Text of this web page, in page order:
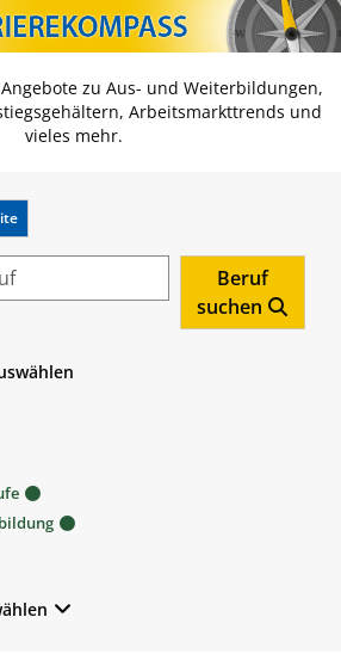
Zum Inhalt springen
Zum Navmenü springen
Zur Suche springen
Zur Footer springen
zu Aus- und Weiterbildungen,
Arbeitsmarkttrends und
vieles mehr.
Beruf
suchen